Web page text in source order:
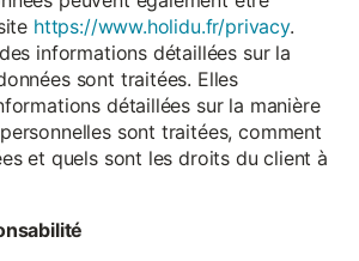
https://www.holidu.fr/privacy.
informations détaillées sur la
sont traitées. Elles
détaillées sur la manière
sont traitées, comment
et quels sont les droits du client à